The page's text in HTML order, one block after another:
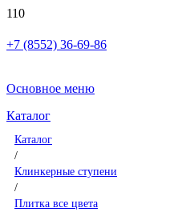
+7 (8552) 36-69-86
Основное меню
Каталог
Каталог
/
Клинкерные ступени
/
Плитка все цвета